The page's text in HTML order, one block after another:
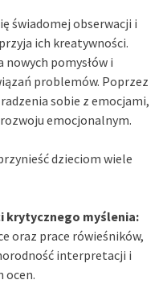
świadomej obserwacji i
ich kreatywności.
pomysłów i
problemów. Poprzez
sobie z emocjami,
emocjonalnym.
dzieciom wiele
krytycznego myślenia:
oraz prace rówieśników,
interpretacji i
ocen.